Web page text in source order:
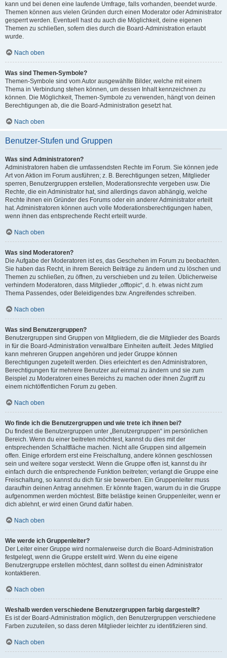
kann und bei denen eine laufende Umfrage, falls vorhanden, beendet wurde.
Themen können aus vielen Gründen durch einen Moderator oder Administrator
gesperrt werden. Eventuell hast du auch die Möglichkeit, deine eigenen
Themen zu schließen, sofern dies durch die Board-Administration erlaubt
wurde.
Nach oben
Was sind Themen-Symbole?
Themen-Symbole sind vom Autor ausgewählte Bilder, welche mit einem
Thema in Verbindung stehen können, um dessen Inhalt kennzeichnen zu
können. Die Möglichkeit, Themen-Symbole zu verwenden, hängt von deinen
Berechtigungen ab, die die Board-Administration gesetzt hat.
Nach oben
Benutzer-Stufen und Gruppen
Was sind Administratoren?
Administratoren haben die umfassendsten Rechte im Forum. Sie können jede
Art von Aktion im Forum ausführen; z. B. Berechtigungen setzen, Mitglieder
sperren, Benutzergruppen erstellen, Moderationsrechte vergeben usw. Die
Rechte, die ein Administrator hat, sind allerdings davon abhängig, welche
Rechte ihnen ein Gründer des Forums oder ein anderer Administrator erteilt
hat. Administratoren können auch volle Moderationsberechtigungen haben,
wenn ihnen das entsprechende Recht erteilt wurde.
Nach oben
Was sind Moderatoren?
Die Aufgabe der Moderatoren ist es, das Geschehen im Forum zu beobachten.
Sie haben das Recht, in ihrem Bereich Beiträge zu ändern und zu löschen und
Themen zu schließen, zu öffnen, zu verschieben und zu teilen. Üblicherweise
verhindern Moderatoren, dass Mitglieder „offtopic“, d. h. etwas nicht zum
Thema Passendes, oder Beleidigendes bzw. Angreifendes schreiben.
Nach oben
Was sind Benutzergruppen?
Benutzergruppen sind Gruppen von Mitgliedern, die die Mitglieder des Boards
in für die Board-Administration verwaltbare Einheiten aufteilt. Jedes Mitglied
kann mehreren Gruppen angehören und jeder Gruppe können
Berechtigungen zugeteilt werden. Dies erleichtert es den Administratoren,
Berechtigungen für mehrere Benutzer auf einmal zu ändern und sie zum
Beispiel zu Moderatoren eines Bereichs zu machen oder ihnen Zugriff zu
einem nichtöffentlichen Forum zu geben.
Nach oben
Wo finde ich die Benutzergruppen und wie trete ich ihnen bei?
Du findest die Benutzergruppen unter „Benutzergruppen“ im persönlichen
Bereich. Wenn du einer beitreten möchtest, kannst du dies mit der
entsprechenden Schaltfläche machen. Nicht alle Gruppen sind allgemein
offen. Einige erfordern erst eine Freischaltung, andere können geschlossen
sein und weitere sogar versteckt. Wenn die Gruppe offen ist, kannst du ihr
einfach durch die entsprechende Funktion beitreten; verlangt die Gruppe eine
Freischaltung, so kannst du dich für sie bewerben. Ein Gruppenleiter muss
daraufhin deinen Antrag annehmen. Er könnte fragen, warum du in die Gruppe
aufgenommen werden möchtest. Bitte belästige keinen Gruppenleiter, wenn er
dich ablehnt, er wird einen Grund dafür haben.
Nach oben
Wie werde ich Gruppenleiter?
Der Leiter einer Gruppe wird normalerweise durch die Board-Administration
festgelegt, wenn die Gruppe erstellt wird. Wenn du eine eigene
Benutzergruppe erstellen möchtest, dann solltest du einen Administrator
kontaktieren.
Nach oben
Weshalb werden verschiedene Benutzergruppen farbig dargestellt?
Es ist der Board-Administration möglich, den Benutzergruppen verschiedene
Farben zuzuteilen, so dass deren Mitglieder leichter zu identifizieren sind.
Nach oben